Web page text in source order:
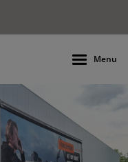
Menu
Terberg Body